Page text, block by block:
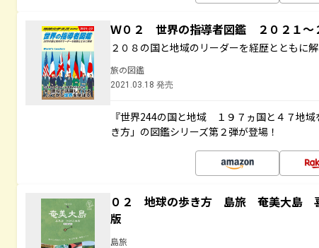
Ｗ０２ 世界の指導者図鑑 ２０２１～
２０８の国と地域のリーダーを経歴とともに
旅の図鑑
2021.03.18 発売
『世界244の国と地域 １９７ヵ国と４７地
き方」の図鑑シリーズ第２弾が登場！
０２ 地球の歩き方 島旅 奄美大島
版
島旅